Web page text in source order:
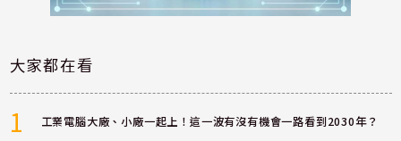
大家都在看
1 工業電腦大廠、小廠一起上！這一波有沒有機會一路看到2030年？